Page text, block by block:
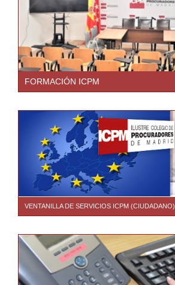
FORMACIÓN ICPM
VENTANILLA DE SERVICIOS ICPM (CIUDADANO)